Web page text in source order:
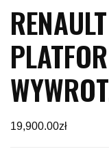
19,900.00zł